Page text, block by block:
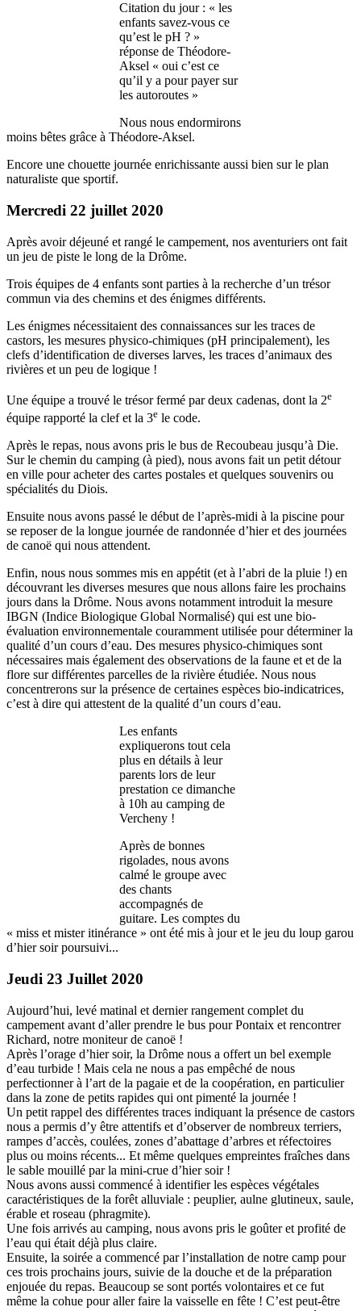
Citation du jour : « les
enfants savez-vous ce
qu’est le pH ? »
réponse de Théodore-
Aksel « oui c’est ce
qu’il y a pour payer sur
les autoroutes »
Nous nous endormirons
moins bêtes grâce à Théodore-Aksel.
Encore une chouette journée enrichissante aussi bien sur le plan
naturaliste que sportif.
Mercredi 22 juillet 2020
Après avoir déjeuné et rangé le campement, nos aventuriers ont fait
un jeu de piste le long de la Drôme.
Trois équipes de 4 enfants sont parties à la recherche d’un trésor
commun via des chemins et des énigmes différents.
Les énigmes nécessitaient des connaissances sur les traces de
castors, les mesures physico-chimiques (pH principalement), les
clefs d’identification de diverses larves, les traces d’animaux des
rivières et un peu de logique !
Une équipe a trouvé le trésor fermé par deux cadenas, dont la 2e
équipe rapporté la clef et la 3e le code.
Après le repas, nous avons pris le bus de Recoubeau jusqu’à Die.
Sur le chemin du camping (à pied), nous avons fait un petit détour
en ville pour acheter des cartes postales et quelques souvenirs ou
spécialités du Diois.
Ensuite nous avons passé le début de l’après-midi à la piscine pour
se reposer de la longue journée de randonnée d’hier et des journées
de canoë qui nous attendent.
Enfin, nous nous sommes mis en appétit (et à l’abri de la pluie !) en
découvrant les diverses mesures que nous allons faire les prochains
jours dans la Drôme. Nous avons notamment introduit la mesure
IBGN (Indice Biologique Global Normalisé) qui est une bio-
évaluation environnementale couramment utilisée pour déterminer la
qualité d’un cours d’eau. Des mesures physico-chimiques sont
nécessaires mais également des observations de la faune et et de la
flore sur différentes parcelles de la rivière étudiée. Nous nous
concentrerons sur la présence de certaines espèces bio-indicatrices,
c’est à dire qui attestent de la qualité d’un cours d’eau.
Les enfants
expliquerons tout cela
plus en détails à leur
parents lors de leur
prestation ce dimanche
à 10h au camping de
Vercheny !
Après de bonnes
rigolades, nous avons
calmé le groupe avec
des chants
accompagnés de
guitare. Les comptes du
« miss et mister itinérance » ont été mis à jour et le jeu du loup garou
d’hier soir poursuivi...
Jeudi 23 Juillet 2020
Aujourd’hui, levé matinal et dernier rangement complet du
campement avant d’aller prendre le bus pour Pontaix et rencontrer
Richard, notre moniteur de canoë !
Après l’orage d’hier soir, la Drôme nous a offert un bel exemple
d’eau turbide ! Mais cela ne nous a pas empêché de nous
perfectionner à l’art de la pagaie et de la coopération, en particulier
dans la zone de petits rapides qui ont pimenté la journée !
Un petit rappel des différentes traces indiquant la présence de castors
nous a permis d’y être attentifs et d’observer de nombreux terriers,
rampes d’accès, coulées, zones d’abattage d’arbres et réfectoires
plus ou moins récents... Et même quelques empreintes fraîches dans
le sable mouillé par la mini-crue d’hier soir !
Nous avons aussi commencé à identifier les espèces végétales
caractéristiques de la forêt alluviale : peuplier, aulne glutineux, saule,
érable et roseau (phragmite).
Une fois arrivés au camping, nous avons pris le goûter et profité de
l’eau qui était déjà plus claire.
Ensuite, la soirée a commencé par l’installation de notre camp pour
ces trois prochains jours, suivie de la douche et de la préparation
enjouée du repas. Beaucoup se sont portés volontaires et ce fut
même la cohue pour aller faire la vaisselle en fête ! C’est peut-être